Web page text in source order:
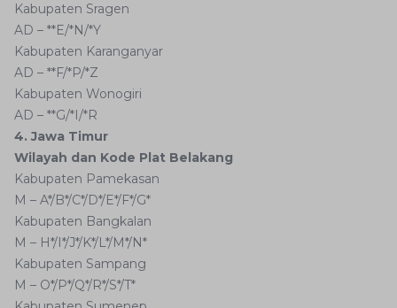
Kabupaten Sragen
AD – **E/*N/*Y
Kabupaten Karanganyar
AD – **F/*P/*Z
Kabupaten Wonogiri
AD – **G/*I/*R
4. Jawa Timur
Wilayah dan Kode Plat Belakang
Kabupaten Pamekasan
M – A*/B*/C*/D*/E*/F*/G*
Kabupaten Bangkalan
M – H*/I*/J*/K*/L*/M*/N*
Kabupaten Sampang
M – O*/P*/Q*/R*/S*/T*